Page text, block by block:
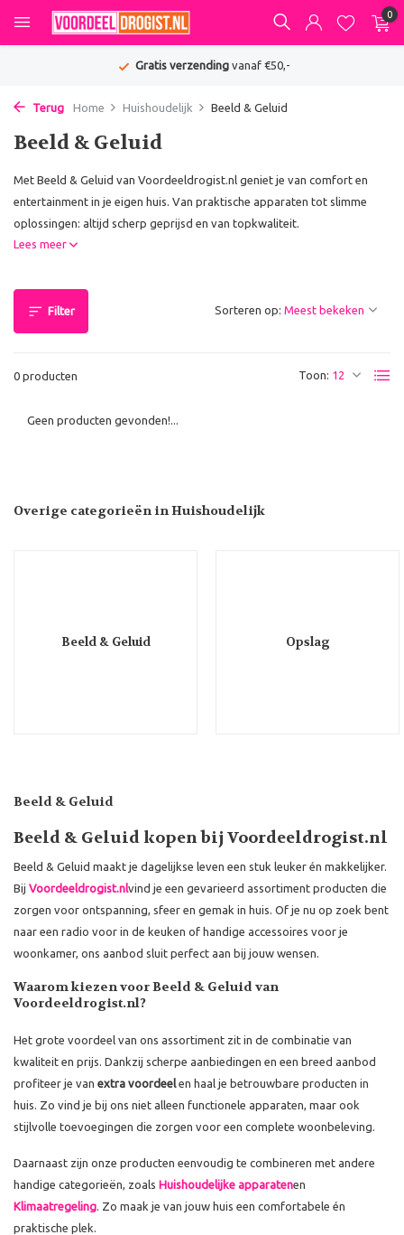
0
Gratis verzendingvanaf €50,-
Terug Home Huishoudelijk Beeld & Geluid
Beeld & Geluid
Met Beeld & Geluid van Voordeeldrogist.nl geniet je van comfort en
entertainment in je eigen huis. Van praktische apparaten tot slimme
oplossingen: altijd scherp geprijsd en van topkwaliteit.
Lees meer
Filter
0 producten Toon:
Sorteren op:
Geen producten gevonden!...
Overige categorieën in Huishoudelijk
Beeld & Geluid Opslag
Beeld & Geluid
Beeld & Geluid kopen bij Voordeeldrogist.nl
Beeld & Geluid maakt je dagelijkse leven een stuk leuker én makkelijker.
Bij Voordeeldrogist.nlvind je een gevarieerd assortiment producten die
zorgen voor ontspanning, sfeer en gemak in huis. Of je nu op zoek bent
naar een radio voor in de keuken of handige accessoires voor je
woonkamer, ons aanbod sluit perfect aan bij jouw wensen.
Waarom kiezen voor Beeld & Geluid van
Voordeeldrogist.nl?
Het grote voordeel van ons assortiment zit in de combinatie van
kwaliteit en prijs. Dankzij scherpe aanbiedingen en een breed aanbod
profiteer je van extra voordeelen haal je betrouwbare producten in
huis. Zo vind je bij ons niet alleen functionele apparaten, maar ook
stijlvolle toevoegingen die zorgen voor een complete woonbeleving.
Daarnaast zijn onze producten eenvoudig te combineren met andere
handige categorieën, zoals Huishoudelijke apparatenen
Klimaatregeling. Zo maak je van jouw huis een comfortabele én
praktische plek.